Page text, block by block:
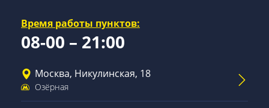
Время работы пунктов:
08-00 – 21:00
Москва, Никулинская, 18
Озёрная